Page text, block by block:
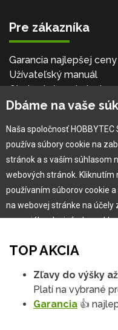
Pre zákazníka
Garancia najlepšej ceny
Užívateľský manuál
Obchodné podmienky
Zákazník & partner
Novinky
Copyright © 2010 -2026
Mapa stránok ,Zmeniť
Dizajn:GLIPS| Systém:
TOP AKCIA
Zľavy do výšky
Platí na vybrané
Garancia 👍
Dbáme na vaše
Naša spoločnosť HOBBYTEC
používa súbory cookie na
stránok a s vaším súhlasom
webových stránok. Kliknutím
používaním súborov cookie
na webovej stránke na účely
na sociálnych sieťach a
Viac informácií
Na našich webových